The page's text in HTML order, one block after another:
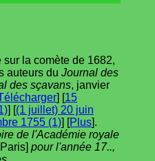
sur la comète de 1682,
auteurs du Journal des
des sçavans, janvier
] [15
] [(1 juillet) 20 juin
1755 (1)] [Plus].
de l'Académie royale
pour l'année 17..,